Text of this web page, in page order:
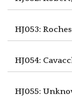
HJ053:
HJ054:
HJ055: